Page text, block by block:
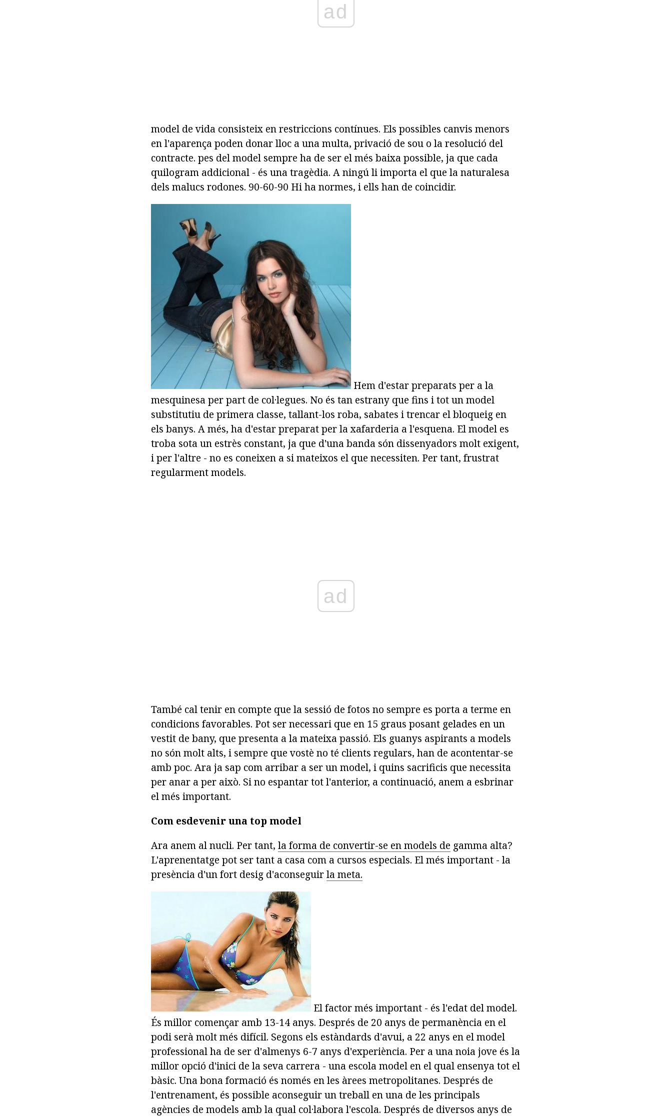
ad
model de vida consisteix en restriccions contínues. Els possibles canvis menors
en l'aparença poden donar lloc a una multa, privació de sou o la resolució del
contracte. pes del model sempre ha de ser el més baixa possible, ja que cada
quilogram addicional - és una tragèdia. A ningú li importa el que la naturalesa
dels malucs rodones. 90-60-90 Hi ha normes, i ells han de coincidir.
Hem d'estar preparats per a la
mesquinesa per part de col·legues. No és tan estrany que fins i tot un model
substitutiu de primera classe, tallant-los roba, sabates i trencar el bloqueig en
els banys. A més, ha d'estar preparat per la xafarderia a l'esquena. El model es
troba sota un estrès constant, ja que d'una banda són dissenyadors molt exigent,
i per l'altre - no es coneixen a si mateixos el que necessiten. Per tant, frustrat
regularment models.
ad
També cal tenir en compte que la sessió de fotos no sempre es porta a terme en
condicions favorables. Pot ser necessari que en 15 graus posant gelades en un
vestit de bany, que presenta a la mateixa passió. Els guanys aspirants a models
no són molt alts, i sempre que vostè no té clients regulars, han de acontentar-se
amb poc. Ara ja sap com arribar a ser un model, i quins sacrificis que necessita
per anar a per això. Si no espantar tot l'anterior, a continuació, anem a esbrinar
el més important.
Com esdevenir una top model
Ara anem al nucli. Per tant, la forma de convertir-se en models de gamma alta?
L'aprenentatge pot ser tant a casa com a cursos especials. El més important - la
presència d'un fort desig d'aconseguirla meta.
El factor més important - és l'edat del model.
És millor començar amb 13-14 anys. Després de 20 anys de permanència en el
podi serà molt més difícil. Segons els estàndards d'avui, a 22 anys en el model
professional ha de ser d'almenys 6-7 anys d'experiència. Per a una noia jove és la
millor opció d'inici de la seva carrera - una escola model en el qual ensenya tot el
bàsic. Una bona formació és només en les àrees metropolitanes. Després de
l'entrenament, és possible aconseguir un treball en una de les principals
agències de models amb la qual col·labora l'escola. Després de diversos anys de